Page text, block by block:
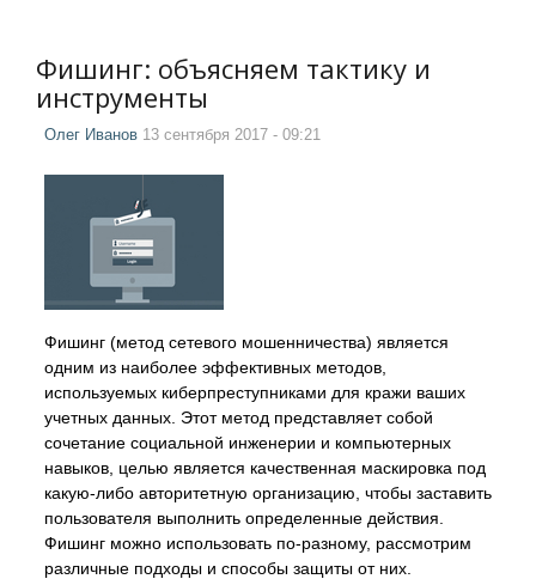
Фишинг: объясняем тактику и
инструменты
Олег Иванов 13 сентября 2017 - 09:21
Фишинг (метод сетевого мошенничества) является
одним из наиболее эффективных методов,
используемых киберпреступниками для кражи ваших
учетных данных. Этот метод представляет собой
сочетание социальной инженерии и компьютерных
навыков, целью является качественная маскировка под
какую-либо авторитетную организацию, чтобы заставить
пользователя выполнить определенные действия.
Фишинг можно использовать по-разному, рассмотрим
различные подходы и способы защиты от них.